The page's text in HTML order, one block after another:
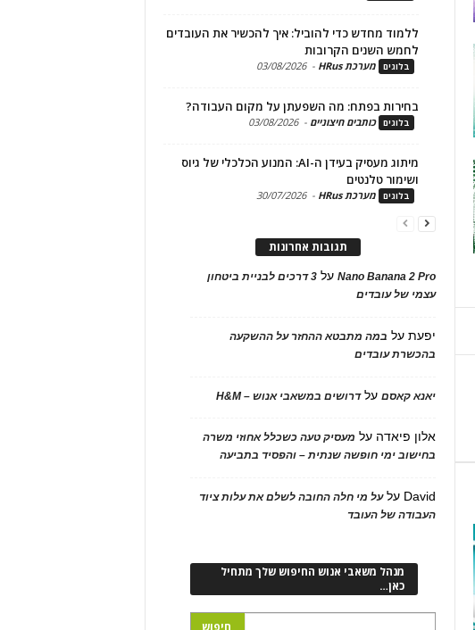
ללמוד מחדש כדי להוביל: איך להכשיר את העובדים
לחמש השנים הקרובות
בלוגים מערכת HRus -
03/08/2026
בחירות בפתח: מה השפעתן על מקום העבודה?
בלוגים כותבים חיצוניים -
03/08/2026
מיתוג מעסיק בעידן ה-AI: המנוע הכלכלי של גיוס
ושימור טלנטים
בלוגים מערכת HRus -
30/07/2026
תגובות אחרונות
Nano Banana 2 Proעל 3 דרכים לבניית ביטחון
עצמי של עובדים
יפעתעל במה מתבטא ההחזר על ההשקעה
בהכשרת עובדים
יאנא קאסםעלדרושים במשאבי אנוש – H&M
אלון פיאדה על מעסיק טעה כשכלל אחוזי משרה
בחישוב ימי חופשה שנתית – והפסיד בתביעה
David עלעל מי חלה החובה לשלם את עלות ציוד
העבודה של העובד
מנהל משאבי אנוש החיפוש שלך מתחיל
כאן…